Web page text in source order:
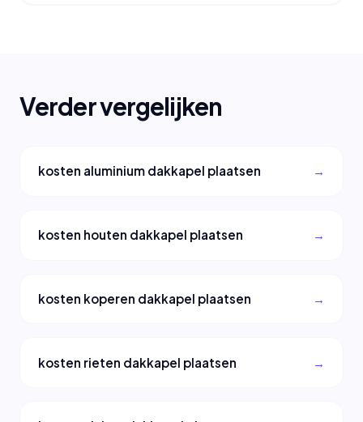
Verder vergelijken
kosten aluminium dakkapel plaatsen
kosten houten dakkapel plaatsen
kosten koperen dakkapel plaatsen
kosten rieten dakkapel plaatsen